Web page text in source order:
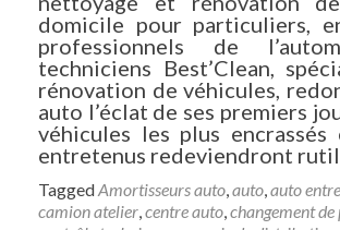
domicile pour particuliers,
professionnels de
techniciens Best’Clean,
rénovation de véhicules,
auto l’éclat de ses premiers
véhicules les plus
entretenus redeviendront
TaggedAmortisseurs auto,auto,auto
camion atelier,centre auto,changement